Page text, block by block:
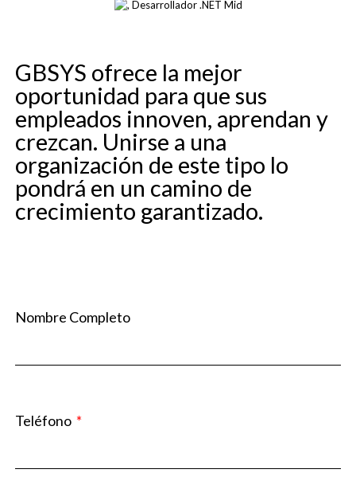
GBSYS ofrece la mejor
oportunidad para que sus
empleados innoven, aprendan y
crezcan. Unirse a una
organización de este tipo lo
pondrá en un camino de
crecimiento garantizado.
Nombre Completo
Teléfono